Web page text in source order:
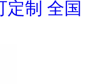
定制 全国